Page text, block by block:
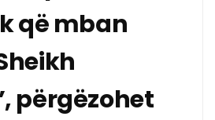
që mban
përgëzohet